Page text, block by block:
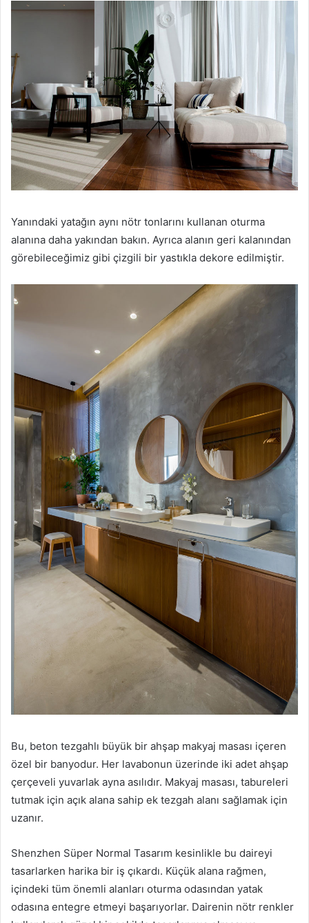
Yanındaki yatağın aynı nötr tonlarını kullanan oturma
alanına daha yakından bakın. Ayrıca alanın geri kalanından
görebileceğimiz gibi çizgili bir yastıkla dekore edilmiştir.
Bu, beton tezgahlı büyük bir ahşap makyaj masası içeren
özel bir banyodur. Her lavabonun üzerinde iki adet ahşap
çerçeveli yuvarlak ayna asılıdır. Makyaj masası, tabureleri
tutmak için açık alana sahip ek tezgah alanı sağlamak için
uzanır.
Shenzhen Süper Normal Tasarım kesinlikle bu daireyi
tasarlarken harika bir iş çıkardı. Küçük alana rağmen,
içindeki tüm önemli alanları oturma odasından yatak
odasına entegre etmeyi başarıyorlar. Dairenin nötr renkler